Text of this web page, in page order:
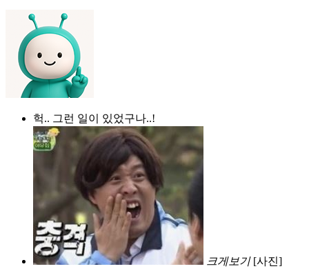
헉.. 그런 일이 있었구나..!
크게보기 [사진]